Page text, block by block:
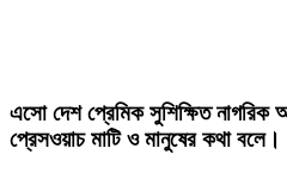
এসো দেশ প্রেমিক সুশিক্ষিত নাগরিক
প্রেসওয়াচ মাটি ও মানুষের কথা বলে।